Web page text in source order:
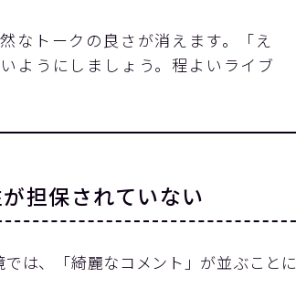
なトークの良さが消えます。「え
ようにしましょう。程よいライブ
担保されていない
は、「綺麗なコメント」が並ぶことに